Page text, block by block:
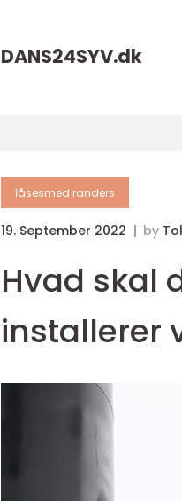
DANS24SYV.dk
låsesmed randers
19. September 2022 by
Hvad skal
installerer